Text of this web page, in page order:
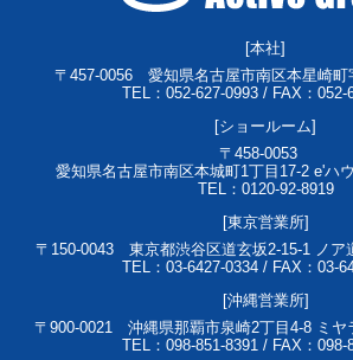
[本社]
〒457-0056 愛知県名古屋市南区本星崎町
TEL：052-627-0993 / FAX：052-
[ショールーム]
〒458-0053
愛知県名古屋市南区本城町1丁目17-2 e'ハ
TEL：0120-92-8919
[東京営業所]
〒150-0043 東京都渋谷区道玄坂2-15-1 ノア
TEL：03-6427-0334 / FAX：03-
[沖縄営業所]
〒900-0021 沖縄県那覇市泉崎2丁目4-8 ミヤ
TEL：098-851-8391 / FAX：098-